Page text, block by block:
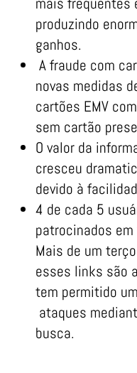
produzindo
ganhos.
A fraude com
novas medidas
cartões EMV
sem cartão
O valor da
cresceu
devido à
4 de cada 5
patrocinados
Mais de um
esses links são
tem permitido
ataques
busca.